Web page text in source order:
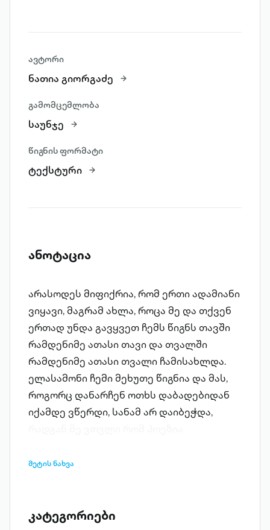
ავტორი
ნათია გიორგაძე
გამომცემლობა
საუნჯე
წიგნის ფორმატი
ტექსტური
ანოტაცია
არასოდეს მიფიქრია, რომ ერთი ადამიანი
ვიყავი, მაგრამ ახლა, როცა მე და თქვენ
ერთად უნდა გავყვეთ ჩემს წიგნს თავში
რამდენიმე ათასი თავი და თვალში
რამდენიმე ათასი თვალი ჩამისახლდა.
ელასამონი ჩემი მეხუთე წიგნია და მას,
როგორც დანარჩენ ოთხს დაბადებიდან
იქამდე ვწერდი, სანამ არ დაიბეჭდა,
დალექილი სათქმელი მოაქვს, ამიტომაც
სათქმელი ... სხვადასხვა ფორმით, სახით,
მეტის ნახვა
კატეგორიები